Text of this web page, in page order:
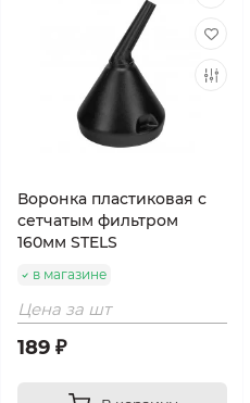
Воронка пластиковая с
сетчатым фильтром
160мм STELS
в магазине
Цена за шт
189 ₽